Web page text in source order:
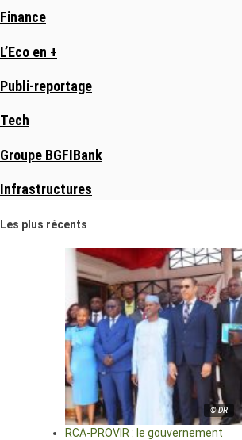
Finance
L’Eco en +
Publi-reportage
Tech
Groupe BGFIBank
Infrastructures
Les plus récents
© DR
RCA-PROVIR : le gouvernement